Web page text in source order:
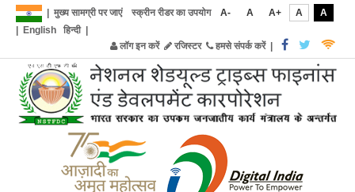
मुख्य सामग्री पर जाएं स्क्रीन रीडर का उपयोग A- A A+ A
A
English हिन्दी|
लॉग इन करें
रजिस्टर हमसे संपर्क करें|